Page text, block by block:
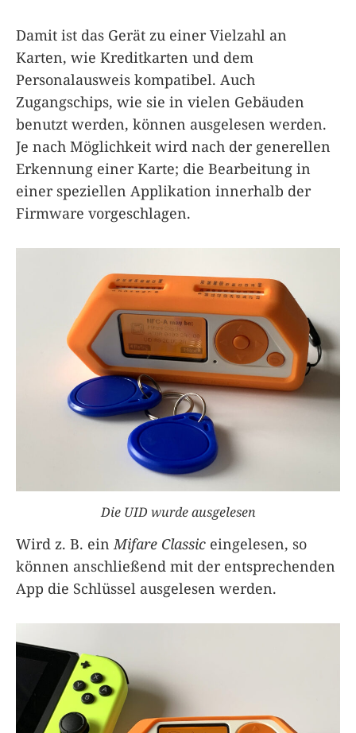
Damit ist das Gerät zu einer Vielzahl an
Karten, wie Kreditkarten und dem
Personalausweis kompatibel. Auch
Zugangschips, wie sie in vielen Gebäuden
benutzt werden, können ausgelesen werden.
Je nach Möglichkeit wird nach der generellen
Erkennung einer Karte; die Bearbeitung in
einer speziellen Applikation innerhalb der
Firmware vorgeschlagen.
Die UID wurde ausgelesen
Wird z. B. einMifare Classic eingelesen, so
können anschließend mit der entsprechenden
App die Schlüssel ausgelesen werden.